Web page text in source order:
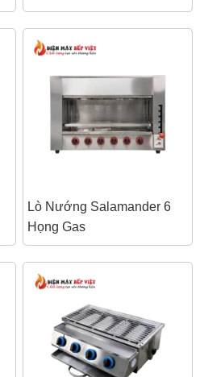
Lò Nướng Salamander 6
Họng Gas